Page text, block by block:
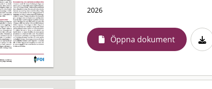
2026
Öppna dokument